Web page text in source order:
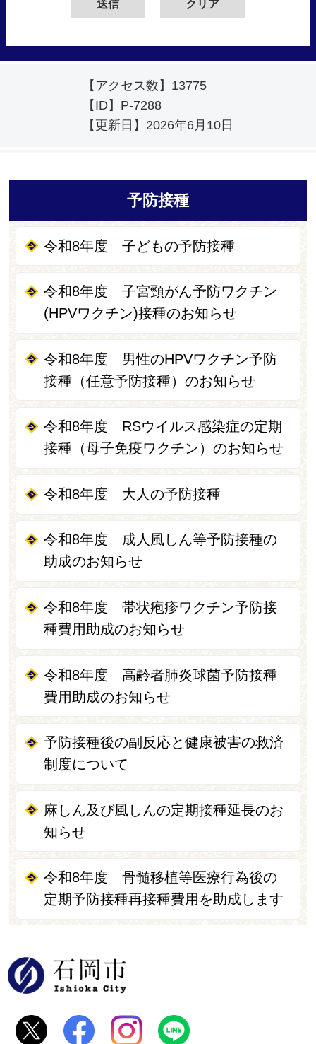
【アクセス数】 13775
【ID】 P-7288
【更新日】 2026年6月10日
予防接種
令和8年度 子どもの予防接種
令和8年度 子宮頸がん予防ワクチン
(HPVワクチン)接種のお知らせ
令和8年度 男性のHPVワクチン予防
接種（任意予防接種）のお知らせ
令和8年度 RSウイルス感染症の定期
接種（母子免疫ワクチン）のお知らせ
令和8年度 大人の予防接種
令和8年度 成人風しん等予防接種の
助成のお知らせ
令和8年度 帯状疱疹ワクチン予防接
種費用助成のお知らせ
令和8年度 高齢者肺炎球菌予防接種
費用助成のお知らせ
予防接種後の副反応と健康被害の救済
制度について
麻しん及び風しんの定期接種延長のお
知らせ
令和8年度 骨髄移植等医療行為後の
定期予防接種再接種費用を助成します